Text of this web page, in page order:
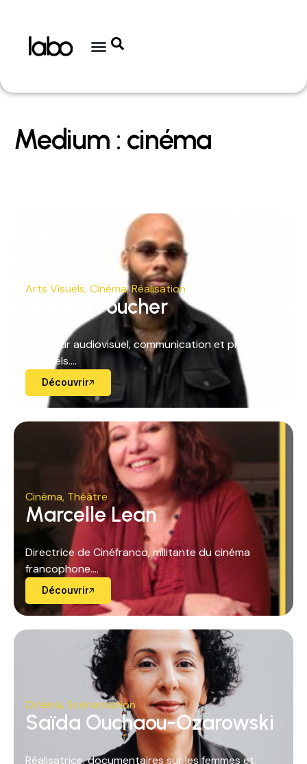
Medium : cinéma
Arts Visuels,Cinéma,Réalisation
Hadley Foucher
Créateur audiovisuel, communication et projets
culturels....
Découvrir
Cinéma, Théâtre
Marcelle Lean
Directrice de Cinéfranco, militante du cinéma
francophone....
Découvrir
Cinéma, Scénarisation
Saïda Ouchaou-Ozarowski
Réalisatrice, documentaires sur les femmes et